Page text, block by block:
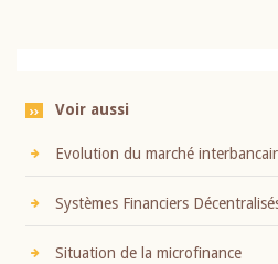
Voir aussi
Evolution du marché
Systèmes Financiers
Situation de la microfinance